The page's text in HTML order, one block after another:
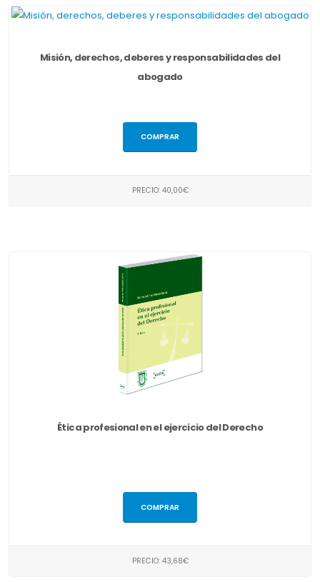
Misión, derechos, deberes y responsabilidades del
abogado
COMPRAR
PRECIO: 40,00€
Ética profesional en el ejercicio del Derecho
COMPRAR
PRECIO: 43,68€